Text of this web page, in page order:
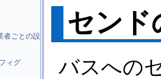
ごとの設定）
ィグ
センド
バスへの